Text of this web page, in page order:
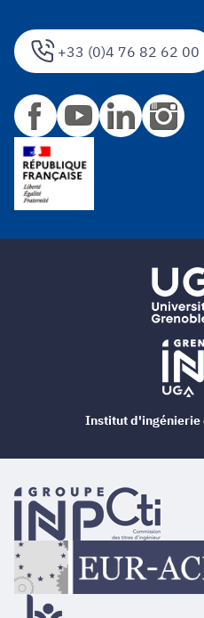
+33 (0)4 76 82 62 00
Institut d'ingénierie